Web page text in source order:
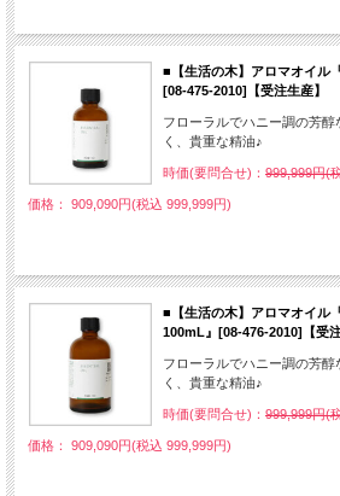
■【生活の木】アロマオイル
[08-475-2010]【受注生産】
フローラルでハニー調の芳
く、貴重な精油♪
時価(要問合せ)： 999,999円(
価格： 909,090円(税込 999,999円)
■【生活の木】アロマオイル
100mL』[08-476-2010]【受注
フローラルでハニー調の芳
く、貴重な精油♪
時価(要問合せ)： 999,999円(
価格： 909,090円(税込 999,999円)